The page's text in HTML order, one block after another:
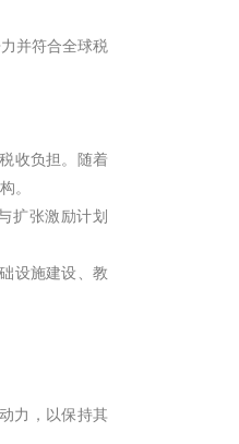
并符合全球税
收负担。随着
。
扩张激励计划
设施建设、教
力，以保持其